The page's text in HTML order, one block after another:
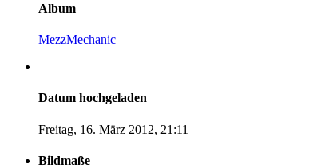
Album
MezzMechanic
Datum hochgeladen
Freitag, 16. März 2012, 21:11
Bildmaße